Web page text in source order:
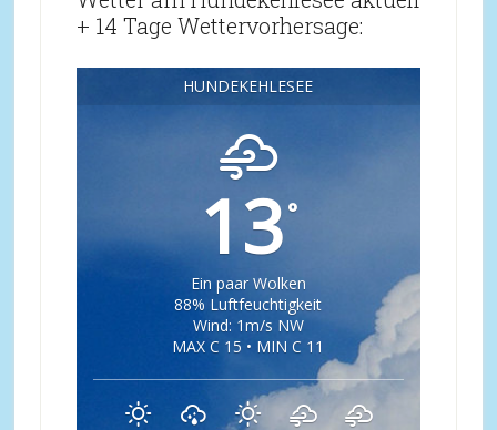
+ 14 Tage Wettervorhersage:
HUNDEKEHLESEE
13°
Ein paar Wolken
88% Luftfeuchtigkeit
Wind: 1m/s NW
MAX C 15 • MIN C 11